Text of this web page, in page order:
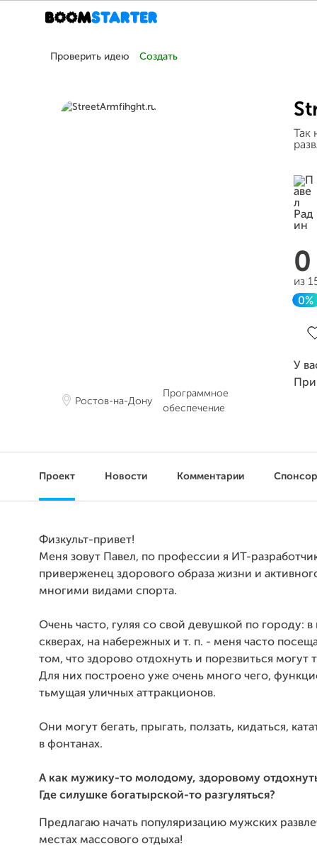
Проверить идею Создать
Ростов-на-Дону
Программное
обеспечение
из
0%
У
Проект Новости Комментарии
Физкульт-привет!
Меня зовут Павел, по профессии я ИТ-
приверженец здорового образа жизни и
многими видами спорта.
Очень часто, гуляя со свой девушкой по городу: в
скверах, на набережных и т. п. - меня часто
том, что здорово отдохнуть и порезвиться могут
Для них построено уже очень много чего,
тьмущая уличных аттракционов.
Они могут бегать, прыгать, ползать, кидаться,
в фонтанах.
А как мужику-то молодому, здоровому
Где силушке богатырской-то разгуляться?
Предлагаю начать популяризацию мужских
местах массового отдыха!